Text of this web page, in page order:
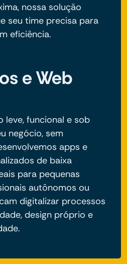
nossa solução
seu time precisa para
eficiência.
e Web
leve, funcional e sob
negócio, sem
apps e
de baixa
para pequenas
autônomos ou
digitalizar processos
design próprio e